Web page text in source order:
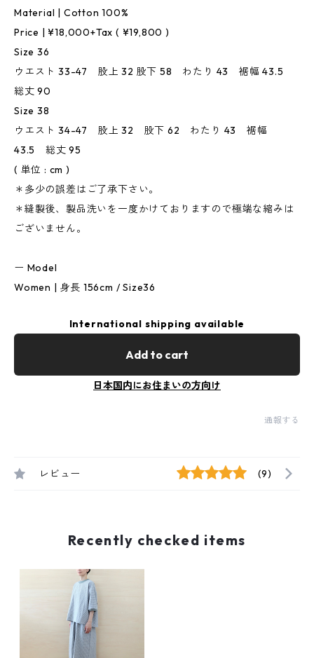
Material | Cotton 100%
Price | ¥18,000+Tax ( ¥19,800 )
Size 36
ウエスト 33-47 股上 32 股下 58 わたり 43 裾幅 43.5
総丈 90
Size 38
ウエスト 34-47 股上 32 股下 62 わたり 43 裾幅
43.5 総丈 95
( 単位 : cm )
＊多少の誤差はご了承下さい。
＊縫製後、製品洗いを一度かけておりますので極端な縮みは
ございません。
ー Model
Women | 身長 156cm / Size36
International shipping available
Add to cart
日本国内にお住まいの方向け
通報する
レビュー (9)
Recently checked items